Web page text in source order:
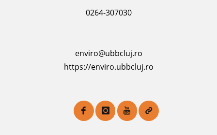
0264-307030
enviro@ubbcluj.ro
https://enviro.ubbcluj.ro